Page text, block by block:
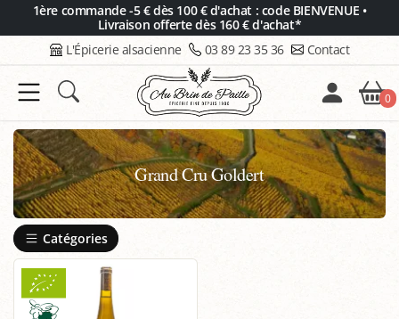
1ère commande -5 € dès 100 € d'achat : code BIENVENUE •
Livraison offerte dès 160 € d'achat*
L'Épicerie alsacienne 03 89 23 35 36 Contact
0
Grand Cru Goldert
Catégories
Panneau de gestion des cookies